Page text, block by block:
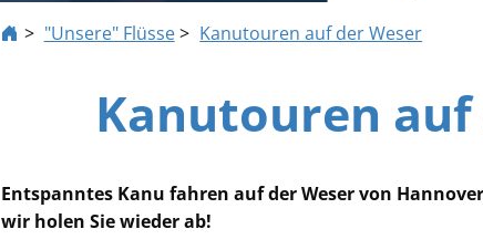
"Unsere" Flüsse Kanutouren auf der Weser
Kanutouren auf
Entspanntes Kanu fahren auf der Weser von
wir holen Sie wieder ab!